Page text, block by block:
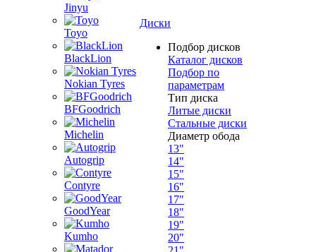
Jinyu
Toyo
BlackLion
Nokian Tyres
BFGoodrich
Michelin
Autogrip
Contyre
GoodYear
Kumho
Диски
Подбор дисков
Каталог дисков
Подбор по
параметрам
Тип диска
Литые диски
Стальные диски
Диаметр обода
13"
14"
15"
16"
17"
18"
19"
20"